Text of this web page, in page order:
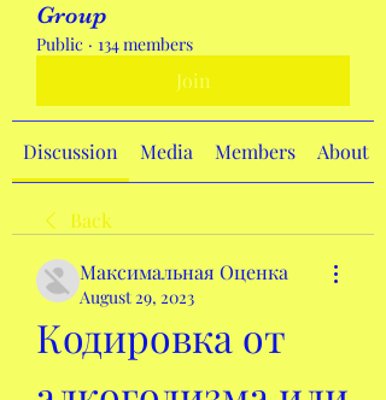
Group
Public · 134 members
Join
Discussion Media Members About
Back
Максимальная Оценка
August 29, 2023
Кодировка от